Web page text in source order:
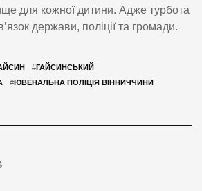
для кожної дитини. Адже турбота
держави, поліції та громади.
#ГАЙСИНСЬКИЙ
#ЮВЕНАЛЬНА ПОЛІЦІЯ ВІННИЧЧИНИ